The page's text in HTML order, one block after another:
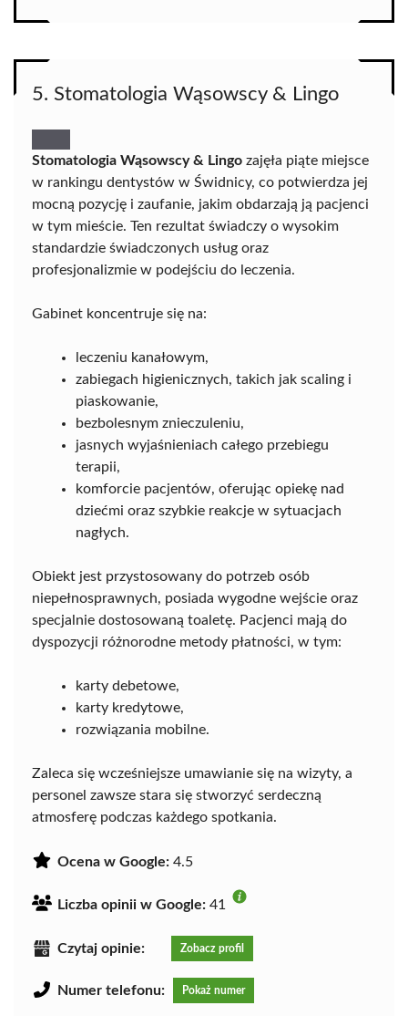
5. Stomatologia Wąsowscy & Lingo
Stomatologia Wąsowscy & Lingo zajęła piąte miejsce
w rankingu dentystów w Świdnicy, co potwierdza jej
mocną pozycję i zaufanie, jakim obdarzają ją pacjenci
w tym mieście. Ten rezultat świadczy o wysokim
standardzie świadczonych usług oraz
profesjonalizmie w podejściu do leczenia.
Gabinet koncentruje się na:
leczeniu kanałowym,
zabiegach higienicznych, takich jak scaling i
piaskowanie,
bezbolesnym znieczuleniu,
jasnych wyjaśnieniach całego przebiegu
terapii,
komforcie pacjentów, oferując opiekę nad
dziećmi oraz szybkie reakcje w sytuacjach
nagłych.
Obiekt jest przystosowany do potrzeb osób
niepełnosprawnych, posiada wygodne wejście oraz
specjalnie dostosowaną toaletę. Pacjenci mają do
dyspozycji różnorodne metody płatności, w tym:
karty debetowe,
karty kredytowe,
rozwiązania mobilne.
Zaleca się wcześniejsze umawianie się na wizyty, a
personel zawsze stara się stworzyć serdeczną
atmosferę podczas każdego spotkania.
Ocena w Google: 4.5
Liczba opinii w Google: 41
Czytaj opinie: Zobacz profil
Numer telefonu: Pokaż numer